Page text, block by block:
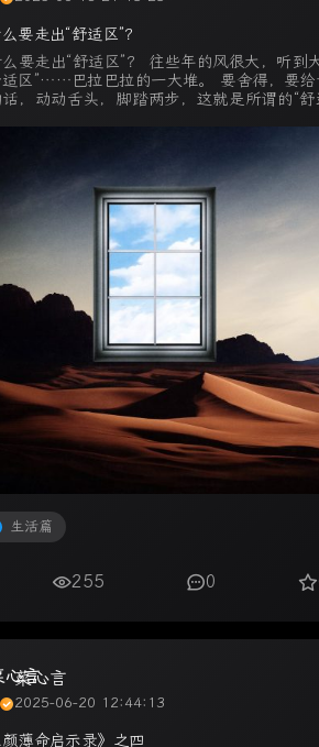
要走出“舒适区”？
要走出“舒适区”？ 往些年的风很大，听到
区”……巴拉巴拉的一大堆。 要舍得，要给
，动动舌头，脚踏两步，这就是所谓的“
生活篇
255 0
菜心言
2025-06-20 12:44:13
薄命启示录》之四